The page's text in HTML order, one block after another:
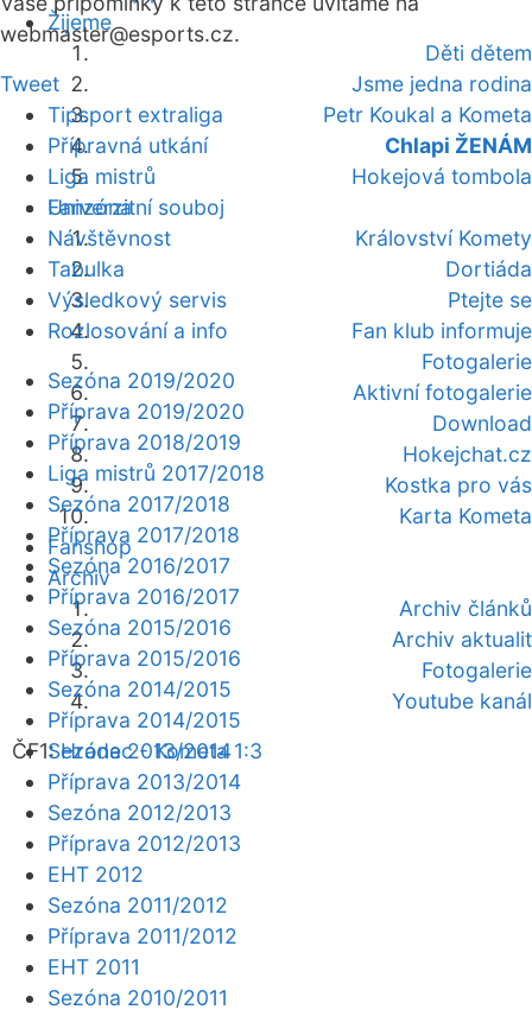
Žijeme
Děti dětem
Jsme jedna rodina
Petr Koukal a Kometa
Chlapi ŽENÁM
Hokejová tombola
Fanzóna
Království Komety
Dortiáda
Ptejte se
Fan klub informuje
Fotogalerie
Aktivní fotogalerie
Download
Hokejchat.cz
Kostka pro vás
Karta Kometa
Fanshop
Archiv
Archiv článků
Archiv aktualit
Fotogalerie
Youtube kanál
ČF1:Hradec - Kometa 1:3
webmaster@esports.cz.
Tweet
Tipsport extraliga
Přípravná utkání
Liga mistrů
Univerzitní souboj
Návštěvnost
Tabulka
Výsledkový servis
Rozlosování a info
Sezóna 2019/2020
Příprava 2019/2020
Příprava 2018/2019
Liga mistrů 2017/2018
Sezóna 2017/2018
Příprava 2017/2018
Sezóna 2016/2017
Příprava 2016/2017
Sezóna 2015/2016
Příprava 2015/2016
Sezóna 2014/2015
Příprava 2014/2015
Sezóna 2013/2014
Příprava 2013/2014
Sezóna 2012/2013
Příprava 2012/2013
EHT 2012
Sezóna 2011/2012
Příprava 2011/2012
EHT 2011
Sezóna 2010/2011